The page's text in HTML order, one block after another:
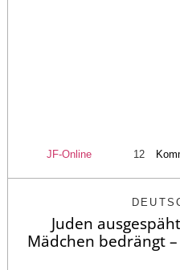
JF-Online 12
Juden
Mädchen bedrängt